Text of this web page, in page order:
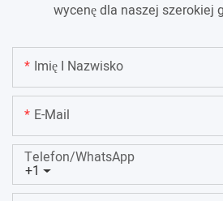
wycenę dla naszej szerokiej
Imię I Nazwisko
E-Mail
+1
Telefon/WhatsApp